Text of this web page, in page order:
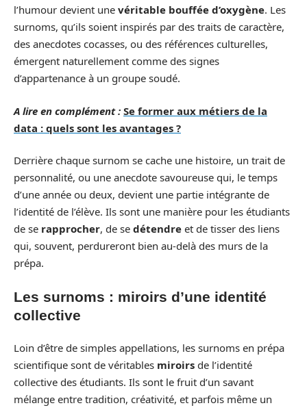
l’humour devient une véritable bouffée d’oxygène. Les
surnoms, qu’ils soient inspirés par des traits de caractère,
des anecdotes cocasses, ou des références culturelles,
émergent naturellement comme des signes
d’appartenance à un groupe soudé.
A lire en complément : Se former aux métiers de la
data : quels sont les avantages ?
Derrière chaque surnom se cache une histoire, un trait de
personnalité, ou une anecdote savoureuse qui, le temps
d’une année ou deux, devient une partie intégrante de
l’identité de l’élève. Ils sont une manière pour les étudiants
de se rapprocher, de se détendre et de tisser des liens
qui, souvent, perdureront bien au-delà des murs de la
prépa.
Les surnoms : miroirs d’une identité
collective
Loin d’être de simples appellations, les surnoms en prépa
scientifique sont de véritables miroirs de l’identité
collective des étudiants. Ils sont le fruit d’un savant
mélange entre tradition, créativité, et parfois même un